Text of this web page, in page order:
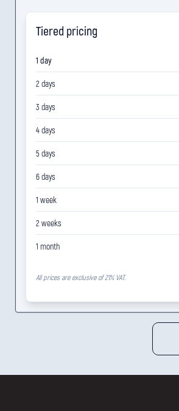
Tiered pricing
1 day
2 days
3 days
4 days
5 days
6 days
1 week
2 weeks
1 month
All prices are exclusive of 21% VAT.